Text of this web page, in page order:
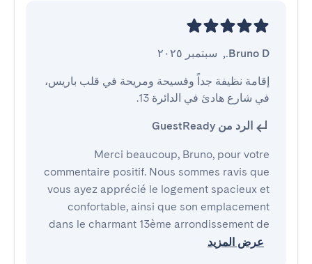
Bruno D.
, سبتمبر ٢٠٢٥
في شارع هادئ في الدائرة 13.
الرد من GuestReady
Merci beaucoup, Bruno, pour votre
commentaire positif. Nous sommes ravis que
vous ayez apprécié le logement spacieux et
confortable, ainsi que son emplacement
dans le charmant 13ème arrondissement de
عرض المزيد